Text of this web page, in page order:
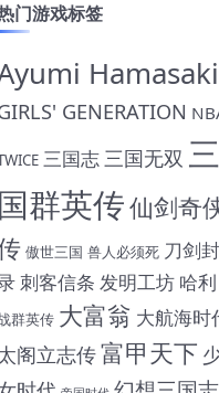
门游戏标签
Hamasaki
GENERATION
三国志三国无双 三
国群英传仙剑奇
傲世三国 兽人必须死 刀剑
刺客信条 发明工坊 哈利
群英传 大富翁 大航海时
阁立志传富甲天下